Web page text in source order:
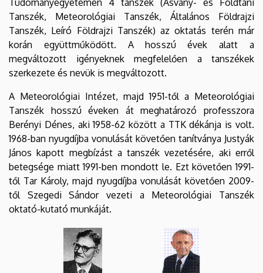
Tanszék, Meteorológiai Tanszék, Általános Földrajzi
Tanszék, Leíró Földrajzi Tanszék) az oktatás terén már
korán együttműködött. A hosszú évek alatt a
megváltozott igényeknek megfelelően a tanszékek
szerkezete és nevük is megváltozott.
A Meteorológiai Intézet, majd 1951-től a Meteorológiai
Tanszék hosszú éveken át meghatározó professzora
Berényi Dénes, aki 1958-62 között a TTK dékánja is volt.
1968-ban nyugdíjba vonulását követően tanítványa Justyák
János kapott megbízást a tanszék vezetésére, aki erről
betegsége miatt 1991-ben mondott le. Ezt követően 1991-
től Tar Károly, majd nyugdíjba vonulását követően 2009-
től Szegedi Sándor vezeti a Meteorológiai Tanszék
oktató-kutató munkáját.